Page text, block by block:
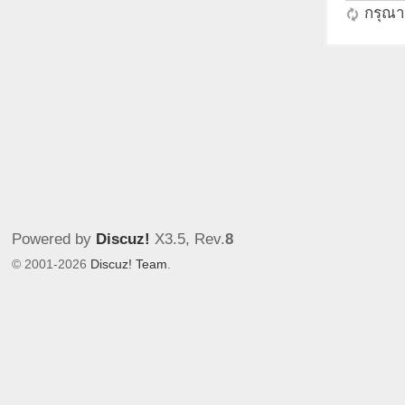
กรุณ
Powered by Discuz! X3.5, Rev.8
© 2001-2026 Discuz! Team